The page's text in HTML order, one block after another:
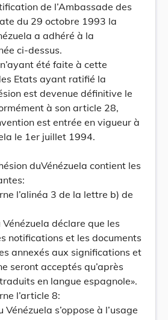
de l’Ambassade des
du 29 octobre 1993 la
a adhéré à la
ci-dessus.
été faite à cette
Etats ayant ratifié la
est devenue définitive le
à son article 28,
est entrée en vigueur à
le 1er juillet 1994.
duVénézuela contient les
l’alinéa 3 de la lettre b) de
déclare que les
notifications et les documents
annexés aux significations et
seront acceptés qu’après
en langue espagnole».
l’article 8:
s’oppose à l’usage